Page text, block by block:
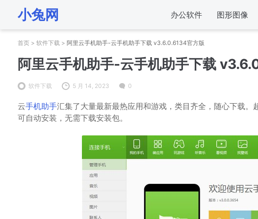
小兔网 办公软件 图形图像
首页 > 软件下载 > 阿里云手机助手-云手机助手下载 v3.6.0.6134官方版
阿里云手机助手-云手机助手下载
软件下载 5 月 14, 2023 0
云手机助手汇集了大量最新最热应用和游戏，类目齐全，随心下载
可自动安装，无需下载安装包。